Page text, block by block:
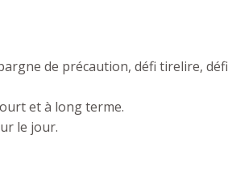
de précaution, défi tirelire, défi
et à long terme.
le jour.